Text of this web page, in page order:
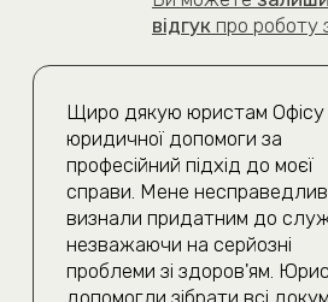
Де ви знаходитесь?
Київ та область
Даю згоду наобробку персональних даних
Очікуємо на дзвінок